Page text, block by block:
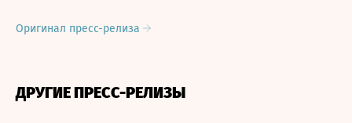
Оригинал пресс-релиза
ДРУГИЕ ПРЕСС-РЕЛИЗЫ